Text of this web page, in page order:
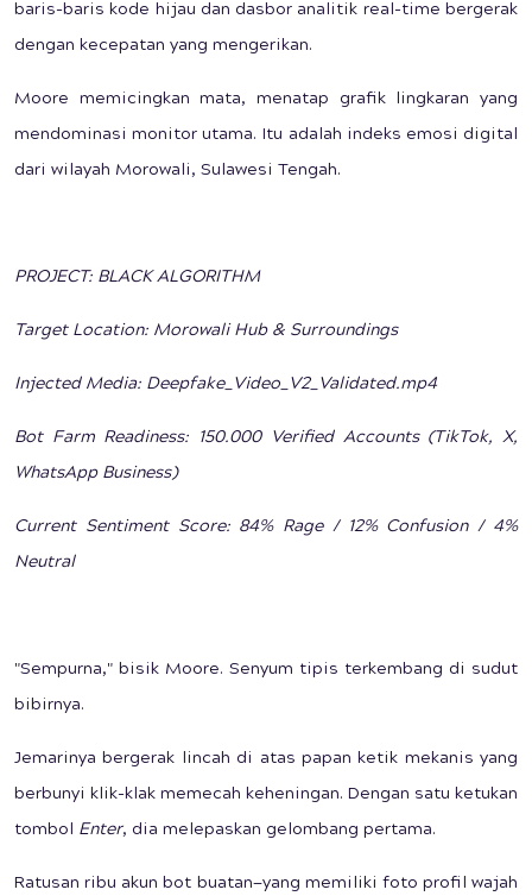
baris-baris kode hijau dan dasbor analitik real-time bergerak
dengan kecepatan yang mengerikan.
Moore memicingkan mata, menatap grafik lingkaran yang
mendominasi monitor utama. Itu adalah indeks emosi digital
dari wilayah Morowali, Sulawesi Tengah.
PROJECT: BLACK ALGORITHM
Target Location: Morowali Hub & Surroundings
Injected Media: Deepfake_Video_V2_Validated.mp4
Bot Farm Readiness: 150.000 Verified Accounts (TikTok, X,
WhatsApp Business)
Current Sentiment Score: 84% Rage / 12% Confusion / 4%
Neutral
"Sempurna," bisik Moore. Senyum tipis terkembang di sudut
bibirnya.
Jemarinya bergerak lincah di atas papan ketik mekanis yang
berbunyi klik-klak memecah keheningan. Dengan satu ketukan
tombol Enter, dia melepaskan gelombang pertama.
Ratusan ribu akun bot buatan—yang memiliki foto profil wajah